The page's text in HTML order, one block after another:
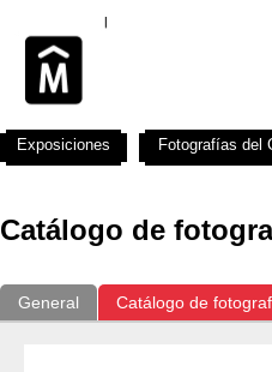
Catálogo de
General Catálogo de
Exposiciones Fotografías del